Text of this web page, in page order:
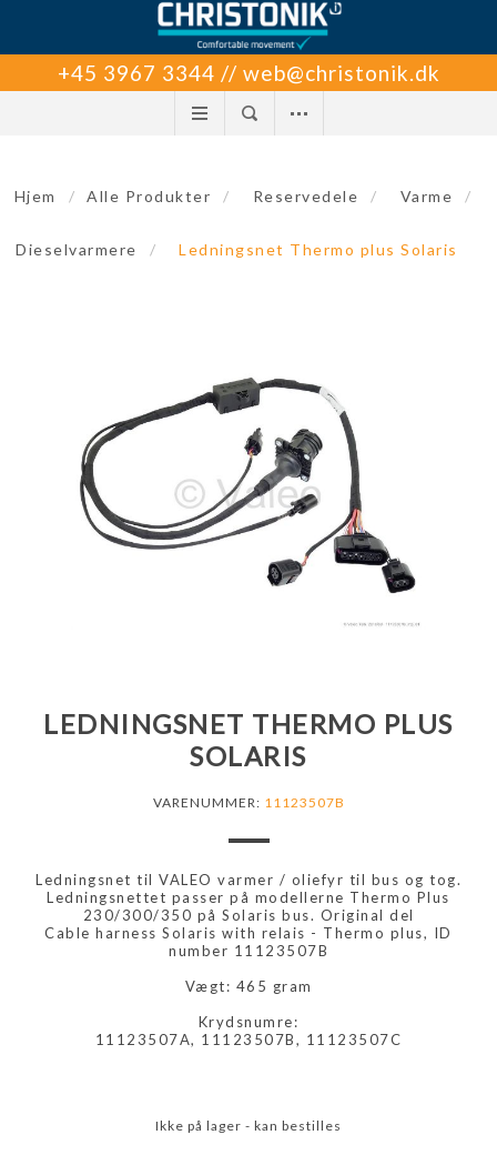
+45 3967 3344 // web@christonik.dk
Hjem / Alle Produkter / Reservedele / Varme /
Dieselvarmere / Ledningsnet Thermo plus Solaris
LEDNINGSNET THERMO PLUS
SOLARIS
VARENUMMER: 11123507B
Ledningsnet til VALEO varmer / oliefyr til bus og tog.
Ledningsnettet passer på modellerne Thermo Plus
230/300/350 på Solaris bus. Original del
Cable harness Solaris with relais - Thermo plus, ID
number 11123507B
Vægt: 465 gram
Krydsnumre:
11123507A, 11123507B, 11123507C
Ikke på lager - kan bestilles